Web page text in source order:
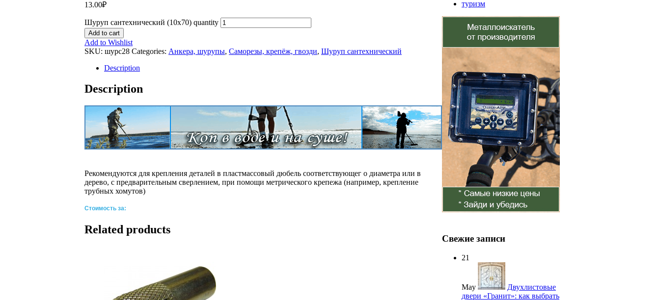
туризм
Свежие записи
21
May
Двухлистовые
двери «Гранит»: как выбрать
13.00₽
Шуруп сантехнический (10х70) quantity
Add to cart
Add to Wishlist
SKU: шурс28 Categories: Анкера, шурупы, Саморезы, крепёж, гвозди, Шуруп сантехнический
Description
Description
Рекомендуются для крепления деталей в пластмассовый дюбель соответствующег о диаметра или в
дерево, с предварительным сверлением, при помощи метрического крепежа (например, крепление
трубных хомутов)
Стоимость за:
Related products